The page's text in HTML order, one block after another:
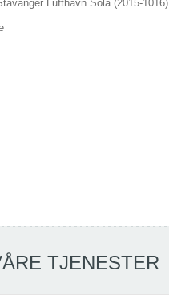
Lufthavn Sola (2015-1016)
TJENESTER